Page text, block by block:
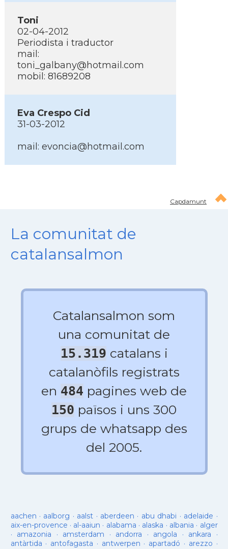
Toni
02-04-2012
Periodista i traductor
mail:
toni_galbany@hotmail.com
mobil: 81689208
Eva Crespo Cid
31-03-2012
mail: evoncia@hotmail.com
Capdamunt
La comunitat de
catalansalmon
Catalansalmon som
una comunitat de
15.319 catalans i
catalanòfils registrats
en 484 pagines web de
150 països i uns 300
grups de whatsapp des
del 2005.
aachen · aalborg · aalst · aberdeen · abu dhabi · adelaide ·
aix-en-provence · al-aaiun · alabama · alaska · albania · alger
· amazonia · amsterdam · andorra · angola · ankara ·
antàrtida · antofagasta · antwerpen · apartadó · arezzo ·